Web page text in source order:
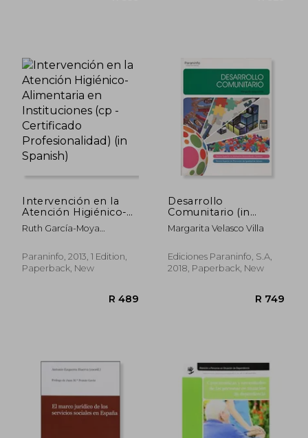
Intervención en la
Atención Higiénico-
Alimentaria en
Instituciones (cp -
Profesionalidad) (in
Spanish)
Ruth García-Moya
Paraninfo, 2013, 1 Edition,
Paperback, New
Desarrollo
Comunitario (in
Spanish)
Margarita Velasco Villa
Ediciones Paraninfo, S.A,
2018, Paperback, New